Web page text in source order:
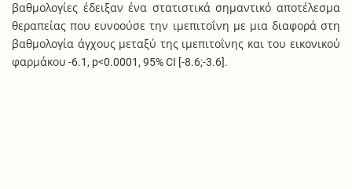
βαθμολογίες έδειξαν ένα στατιστικά σημαντικό αποτέλεσμα
θεραπείας που ευνοούσε την ιμεπιτοΐνη με μια διαφορά στη
βαθμολογία άγχους μεταξύ της ιμεπιτοΐνης και του εικονικού
φαρμάκου -6.1, p<0.0001, 95% CI [-8.6;-3.6].